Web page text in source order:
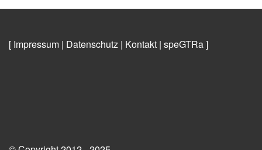
[ Impressum | Datenschutz | Kontakt | speGTRa]